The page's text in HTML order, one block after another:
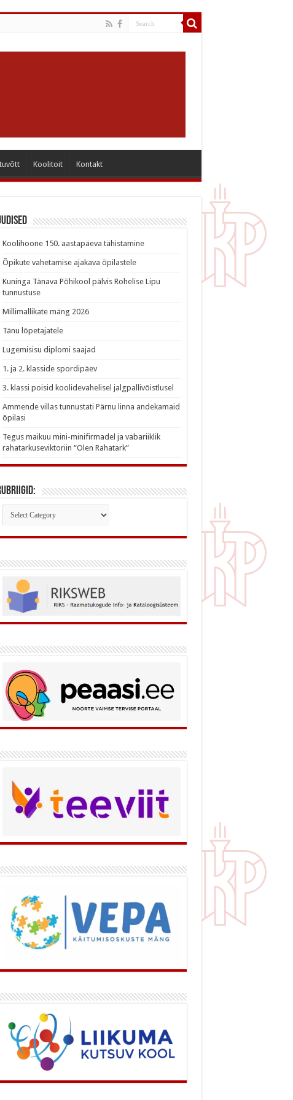
Koolitoit Kontakt
Koolihoone 150. aastapäeva tähistamine
Õpikute vahetamise ajakava õpilastele
Kuninga Tänava Põhikool pälvis Rohelise Lipu
tunnustuse
Millimallikate mäng 2026
Tänu lõpetajatele
Lugemisisu diplomi saajad
1. ja 2. klasside spordipäev
3. klassi poisid koolidevahelisel jalgpallivõistlusel
Ammende villas tunnustati Pärnu linna andekamaid
õpilasi
Tegus maikuu mini-minifirmadel ja vabariiklik
rahatarkuseviktoriin “Olen Rahatark”
Rubriigid: